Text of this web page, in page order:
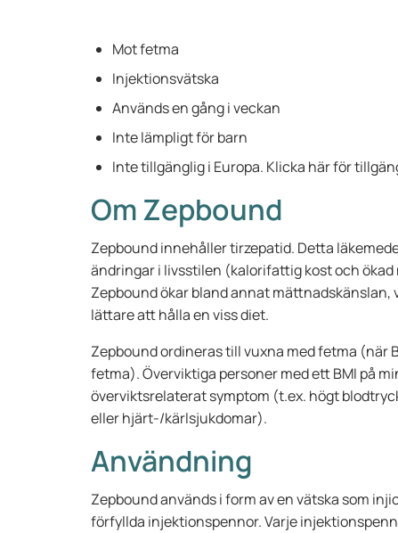
Mot fetma
Injektionsvätska
Används en gång i veckan
Inte lämpligt för barn
Inte tillgänglig i Europa. Klicka här för
Om Zepbound
Zepbound innehåller tirzepatid. Detta
ändringar i livsstilen (kalorifattig kost och
Zepbound ökar bland annat
lättare att hålla en viss diet.
Zepbound ordineras till vuxna med fetma (när
fetma). Överviktiga personer med ett BMI på
överviktsrelaterat symptom (t.ex. högt
eller hjärt-/kärlsjukdomar).
Användning
Zepbound används i form av en vätska som
förfyllda injektionspennor. Varje